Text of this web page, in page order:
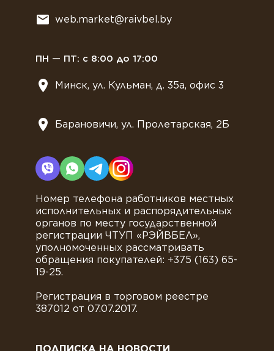
web.market@raivbel.by
ПН — ПТ: с 8:00 до 17:00
Минск, ул. Кульман, д. 35а, офис 3
Барановичи, ул. Пролетарская, 2Б
Номер телефона работников местных
исполнительных и распорядительных
органов по месту государственной
регистрации ЧТУП «РЭЙВБЕЛ»,
уполномоченных рассматривать
обращения покупателей: +375 (163) 65-
19-25.
Регистрация в торговом реестре
387012 от 07.07.2017.